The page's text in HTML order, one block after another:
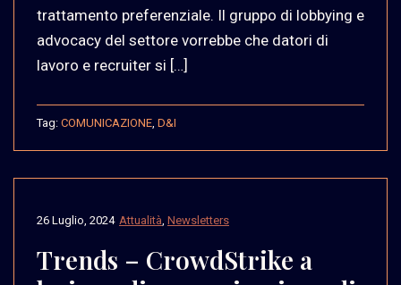
trattamento preferenziale. Il gruppo di lobbying e
advocacy del settore vorrebbe che datori di
lavoro e recruiter si […]
Tag: COMUNICAZIONE D&I
Attualità Newsletters
26 Luglio, 2024
Trends – CrowdStrike a